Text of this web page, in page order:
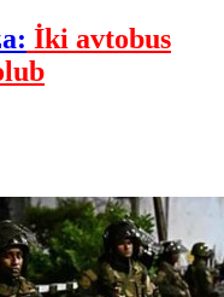
İki avtobus